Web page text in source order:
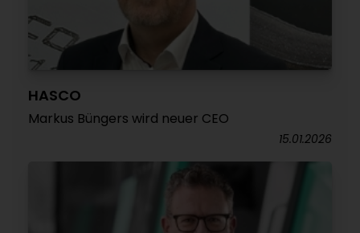
HASCO
Markus Büngers wird neuer CEO
15.01.2026